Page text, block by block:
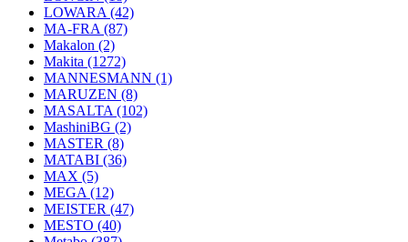
LOWARA (42)
MA-FRA (87)
Makalon (2)
Makita (1272)
MANNESMANN (1)
MARUZEN (8)
MASALTA (102)
MashiniBG (2)
MASTER (8)
MATABI (36)
MAX (5)
MEGA (12)
MEISTER (47)
MESTO (40)